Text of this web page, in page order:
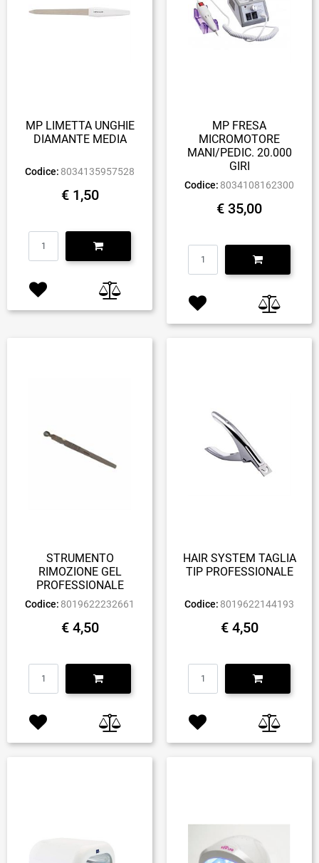
MP LIMETTA UNGHIE
DIAMANTE MEDIA
Codice: 8034135957528
€ 1,50
Quantità
MP FRESA
MICROMOTORE
MANI/PEDIC. 20.000
GIRI
Codice: 8034108162300
€ 35,00
Quantità
STRUMENTO
RIMOZIONE GEL
PROFESSIONALE
Codice: 8019622232661
€ 4,50
Quantità
HAIR SYSTEM TAGLIA
TIP PROFESSIONALE
Codice: 8019622144193
€ 4,50
Quantità